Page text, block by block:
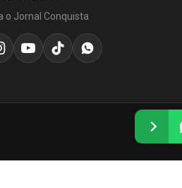
o Jornal Conquista